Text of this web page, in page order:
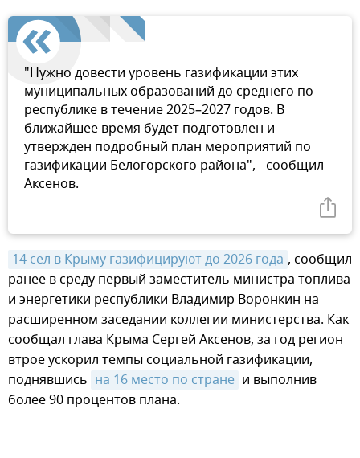
"Нужно довести уровень газификации этих
муниципальных образований до среднего по
республике в течение 2025–2027 годов. В
ближайшее время будет подготовлен и
утвержден подробный план мероприятий по
газификации Белогорского района", - сообщил
Аксенов.
14 сел в Крыму газифицируют до 2026 года , сообщил
ранее в среду первый заместитель министра топлива
и энергетики республики Владимир Воронкин на
расширенном заседании коллегии министерства. Как
сообщал глава Крыма Сергей Аксенов, за год регион
втрое ускорил темпы социальной газификации,
поднявшись на 16 место по стране и выполнив
более 90 процентов плана.